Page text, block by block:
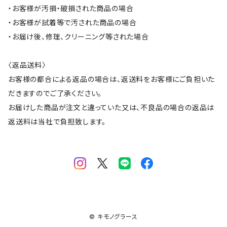
・お客様が汚損・破損された商品の場合
・お客様が試着等で汚された商品の場合
・お届け後、修理、クリーニング等された場合
〈返品送料〉
お客様の都合による返品の場合は、返送料をお客様にご負担いた
だきますのでご了承ください。
お届けした商品が注文と違っていた又は、不良品の場合の返品は
返送料は当社で負担致します。
© キモノグラース